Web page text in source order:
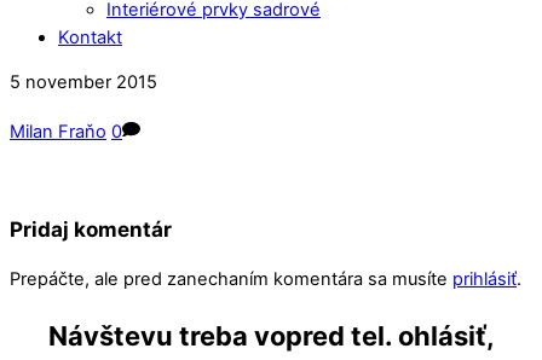
Interiérové prvky sadrové
Kontakt
Close
Close
5 november 2015
Milan Fraňo 0
Pridaj komentár
Prepáčte, ale pred zanechaním komentára sa musíte prihlásiť.
Návštevu treba vopred tel. ohlásiť,